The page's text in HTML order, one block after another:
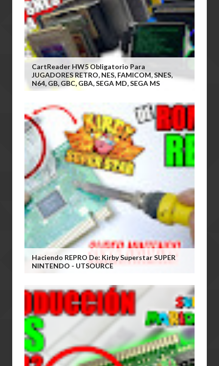
CartReader HW5 Obligatorio Para
JUGADORES RETRO, NES, FAMICOM, SNES,
N64, GB, GBC, GBA, SEGA MD, SEGA MS
Haciendo REPRO De: Kirby Superstar SUPER
NINTENDO - UTSOURCE